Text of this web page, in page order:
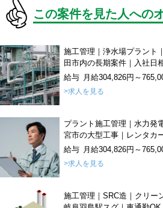
この案件を見た人への
施工管理｜浄水場プラント
田市内の長期案件｜入社日
給与 月給304,826円～
>求人を見る
プラント施工管理｜水力発
宮市の大型工事｜レンタカー
給与 月給304,826円～
>求人を見る
施工管理｜SRC造｜クリー